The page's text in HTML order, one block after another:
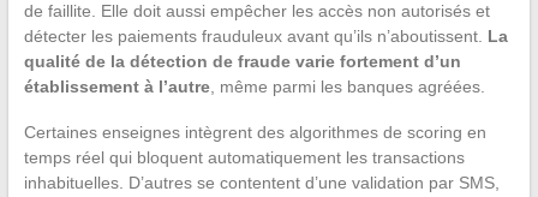
de faillite. Elle doit aussi empêcher les accès non autorisés et
détecter les paiements frauduleux avant qu’ils n’aboutissent. La
qualité de la détection de fraude varie fortement d’un
établissement à l’autre, même parmi les banques agréées.
Certaines enseignes intègrent des algorithmes de scoring en
temps réel qui bloquent automatiquement les transactions
inhabituelles. D’autres se contentent d’une validation par SMS,